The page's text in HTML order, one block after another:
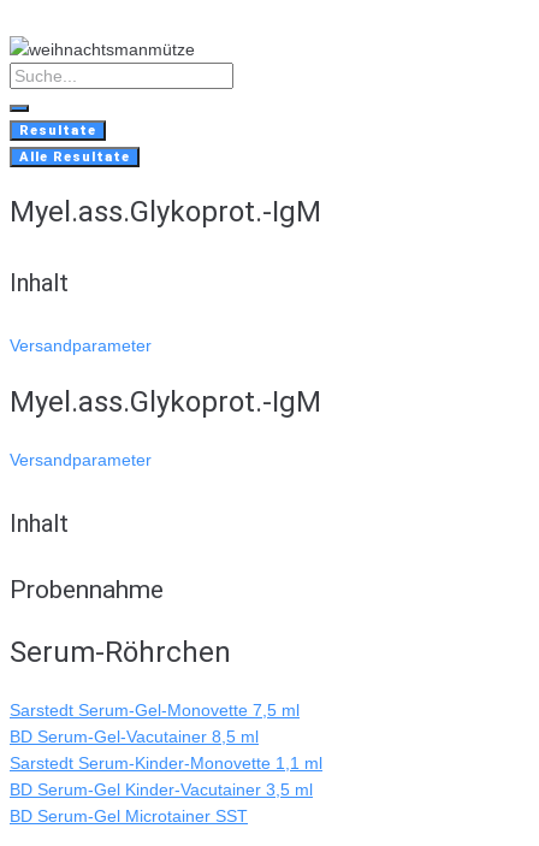
to
content
Search
...
Resultate
Alle Resultate
Myel.ass.Glykoprot.-IgM
Inhalt
Versandparameter
Myel.ass.Glykoprot.-IgM
Versandparameter
Inhalt
Probennahme
Serum-Röhrchen
Sarstedt Serum-Gel-Monovette 7,5 ml
BD Serum-Gel-Vacutainer 8,5 ml
Sarstedt Serum-Kinder-Monovette 1,1 ml
BD Serum-Gel Kinder-Vacutainer 3,5 ml
BD Serum-Gel Microtainer SST